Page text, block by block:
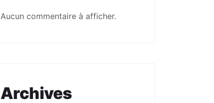
Aucun commentaire à afficher.
Archives